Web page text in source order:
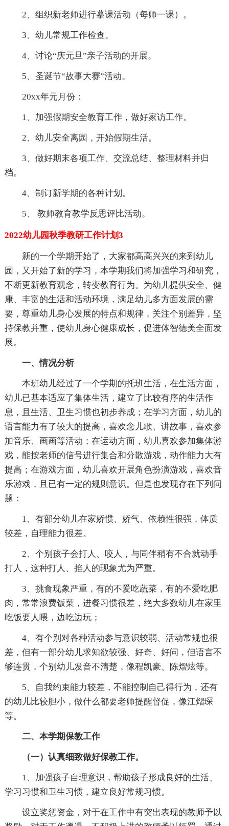
2、组织新老师进行摹课活动（每师一课）。
3、幼儿常规工作检查。
4、讨论“庆元旦”亲子活动的开展。
5、圣诞节“故事大赛”活动。
20xx年元月份：
1、加强假期安全教育工作，做好家访工作。
2、幼儿安全离园，开始假期生活。
3、做好期末各项工作、交流总结、整理材料并归
档。
4、制订新学期的各种计划。
5、 教师教育教学反思评比活动。
2022幼儿园秋季教研工作计划3
新的一个学期开始了，大家都高高兴兴的来到幼儿
园，又开始了新的学习，本学期我们将加强学习和研究，
不断更新教育观念，转变教育行为。为幼儿提供安全、健
康、丰富的生活和活动环境，满足幼儿多方面发展的需
要，尊重幼儿身心发展的特点和规律，关注个别差异，坚
持保教并重，使幼儿身心健康成长，促进体智德美全面发
展。
一、情况分析
本班幼儿经过了一个学期的托班生活，在生活方面，
幼儿已基本适应了集体生活，建立了比较有序的生活作
息，且生活、卫生习惯也初步养成；在学习方面，幼儿的
语言能力有了较大的提高，喜欢念儿歌、讲故事，喜欢参
加音乐、画画等活动；在运动方面，幼儿喜欢参加集体游
戏，能按老师的信号进行集合和分散游戏，动作能力大有
提高；在游戏方面，幼儿喜欢开展角色扮演游戏，喜欢音
乐游戏，且已有一定的规则意识。但是也发现存在下列问
题：
1、有部分幼儿在家娇惯、娇气、依赖性很强，体质
较差，自理能力很差。
2、个别孩子会打人、咬人，与同伴稍有不合就动手
打人，这种打人、掐人的现象尤为严重。
3、挑食现象严重，有的不爱吃蔬菜，有的不爱吃肥
肉，常常浪费饭菜，进餐习惯很差，绝大多数幼儿在家里
吃饭要人喂，边吃边玩；
4、有个别对各种活动参与意识较弱、活动常规也很
差，但有一部分幼儿求知欲较强、好奇、好问，但语言不
够连贯，个别幼儿发音不清楚，像程凯豪、陈熠炫等。
5、自我约束能力较差，不能控制自己得行为，还有
的幼儿比较胆小，做什么都要老师提醒督促，像江熠琛
等。
二、本学期保教工作
（一）认真细致做好保教工作。
1、加强孩子自理意识，帮助孩子形成良好的生活、
学习习惯和卫生习惯，建立良好常规习惯。
设立奖惩资金，对于在工作中有突出表现的教师予以